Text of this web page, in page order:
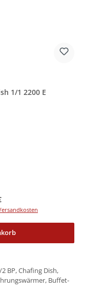
1/1 2200 E
Preis: